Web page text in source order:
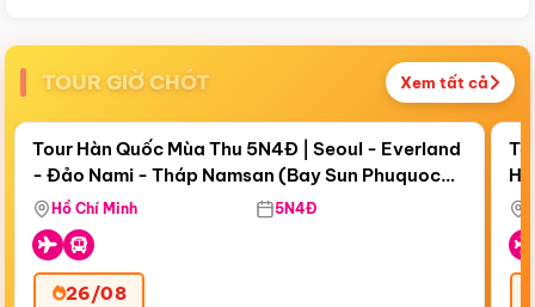
TOUR GIỜ CHÓT Xem tất cả
Còn17 ngày 19:09:19
Bay Sun Phuquoc Airways
Điểm nổi bật
Tour Hàn Quốc Mùa Thu 5N4Đ | Seoul - Everland
- Đảo Nami - Tháp Namsan (Bay Sun Phuquoc
Airways)
Hồ Chí Minh 5N4Đ
26/08